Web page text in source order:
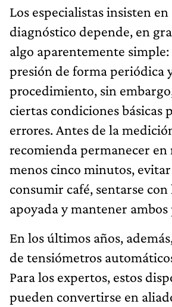
Los especialistas insisten en
diagnóstico depende, en
algo aparentemente
presión de forma periódica
procedimiento, sin
ciertas condiciones básicas
errores. Antes de la
recomienda permanecer en
menos cinco minutos,
consumir café, sentarse con
apoyada y mantener ambos
En los últimos años,
de tensiómetros
Para los expertos, estos
pueden convertirse en